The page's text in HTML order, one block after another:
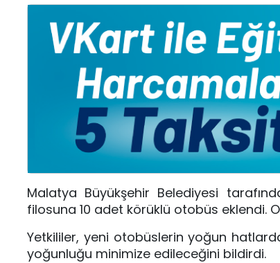
Malatya Büyükşehir Belediyesi
filosuna 10 adet körüklü otobüs eklendi.
Yetkililer, yeni otobüslerin yoğun
yoğunluğu minimize edileceğini bildirdi.